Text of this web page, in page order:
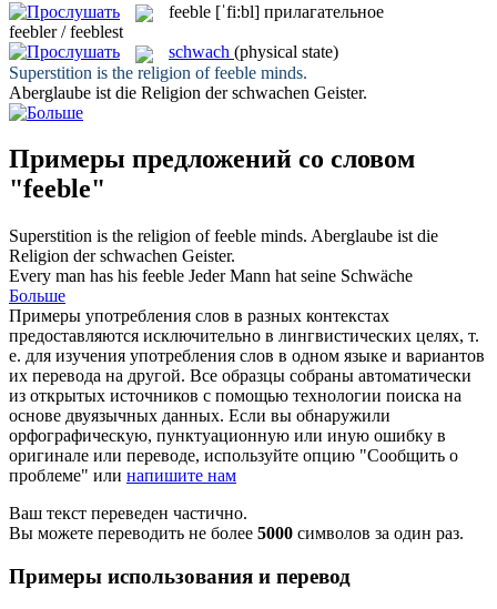
feeble [ˈfi:bl] прилагательное
feebler / feeblest
schwach (physical state)
Superstition is the religion offeeble minds.
Aberglaube ist die Religion derschwachen Geister.
Примеры предложений со словом
"feeble"
Superstition is the religion offeeble minds. Aberglaube ist die
Religion derschwachen Geister.
Every man has his feeble Jeder Mann hat seine Schwäche
Больше
Примеры употребления слов в разных контекстах
предоставляются исключительно в лингвистических целях, т.
е. для изучения употребления слов в одном языке и вариантов
их перевода на другой. Все образцы собраны автоматически
из открытых источников с помощью технологии поиска на
основе двуязычных данных. Если вы обнаружили
орфографическую, пунктуационную или иную ошибку в
оригинале или переводе, используйте опцию "Сообщить о
проблеме" или напишите нам
Ваш текст переведен частично.
Вы можете переводить не более 5000 символов за один раз.
Примеры использования и перевод